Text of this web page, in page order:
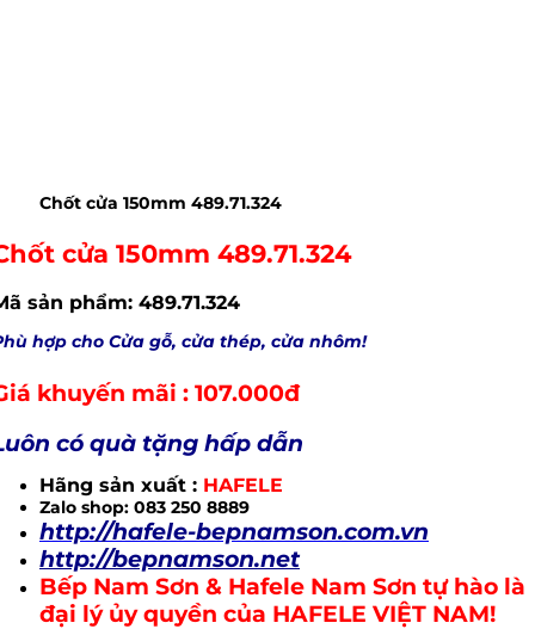
Chốt cửa 150mm 489.71.324
cửa 150mm 489.71.324
sản phẩm: 489.71.324
hợp cho Cửa gỗ, cửa thép, cửa nhôm!
khuyến mãi : 107.000đ
có quà tặng hấp dẫn
Hãng sản xuất : HAFELE
Zalo shop: 083 250 8889
http://hafele-bepnamson.com.vn
http://bepnamson.net
Bếp Nam Sơn & Hafele Nam Sơn tự hào là
đại lý ủy quyền của HAFELE VIỆT NAM!